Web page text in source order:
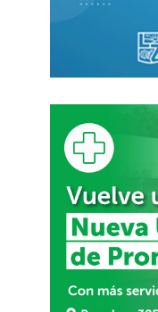
AQUÍ
habría
comerciales que
embarcaciones
importantes,
incidente se
acuerdo de una
detener los
Al mismo tiempo,